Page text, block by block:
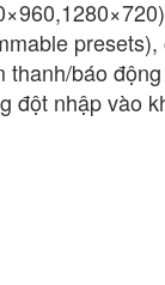
thanh/báo động
đột nhập vào